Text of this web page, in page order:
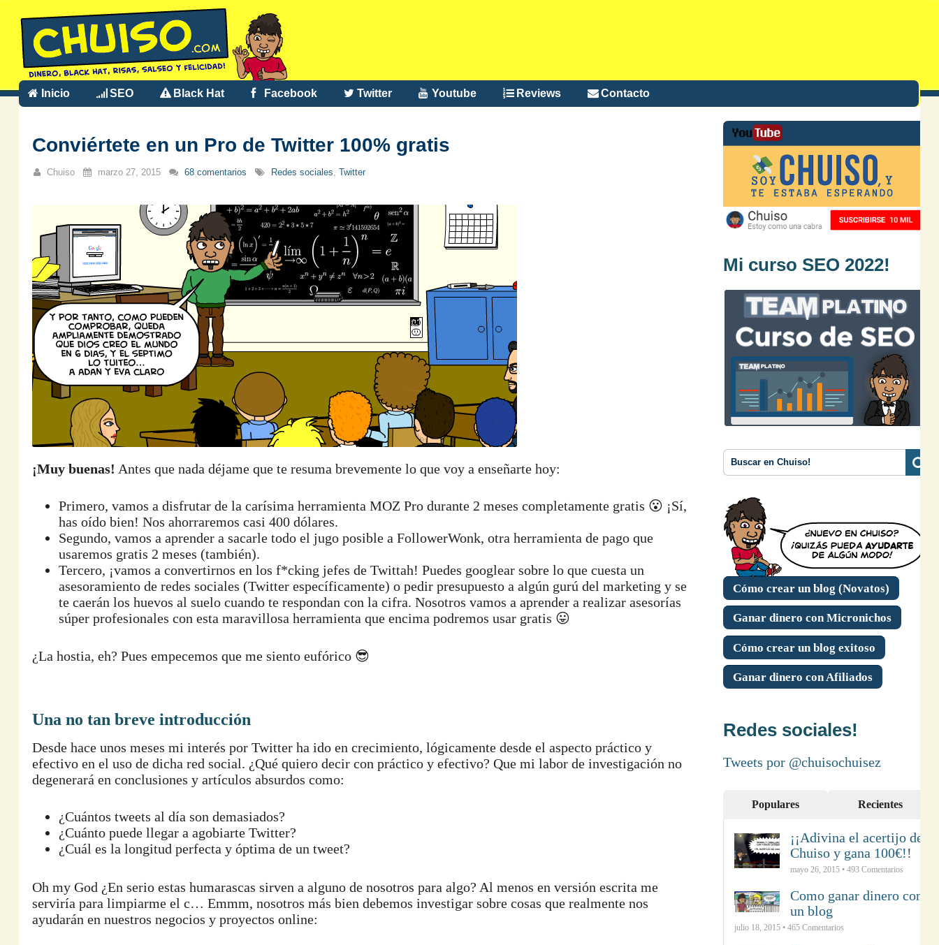
Inicio SEO Black Hat Facebook Twitter Youtube Reviews Contacto
Conviértete en un Pro de Twitter 100% gratis
Chuiso marzo 27, 2015 68 comentarios Redes sociales, Twitter
¡Muy buenas! Antes que nada déjame que te resuma brevemente lo que voy a enseñarte hoy:
Primero, vamos a disfrutar de la carísima herramienta MOZ Pro durante 2 meses completamente gratis 😮 ¡Sí,
has oído bien! Nos ahorraremos casi 400 dólares.
Segundo, vamos a aprender a sacarle todo el jugo posible a FollowerWonk, otra herramienta de pago que
usaremos gratis 2 meses (también).
Tercero, ¡vamos a convertirnos en los f*cking jefes de Twittah! Puedes googlear sobre lo que cuesta un
asesoramiento de redes sociales (Twitter específicamente) o pedir presupuesto a algún gurú del marketing y se
te caerán los huevos al suelo cuando te respondan con la cifra. Nosotros vamos a aprender a realizar asesorías
súper profesionales con esta maravillosa herramienta que encima podremos usar gratis 😛
¿La hostia, eh? Pues empecemos que me siento eufórico 😎
Una no tan breve introducción
Desde hace unos meses mi interés por Twitter ha ido en crecimiento, lógicamente desde el aspecto práctico y
efectivo en el uso de dicha red social. ¿Qué quiero decir con práctico y efectivo? Que mi labor de investigación no
degenerará en conclusiones y artículos absurdos como:
¿Cuántos tweets al día son demasiados?
¿Cuánto puede llegar a agobiarte Twitter?
¿Cuál es la longitud perfecta y óptima de un tweet?
Oh my God ¿En serio estas humarascas sirven a alguno de nosotros para algo? Al menos en versión escrita me
serviría para limpiarme el c… Emmm, nosotros más bien debemos investigar sobre cosas que realmente nos
ayudarán en nuestros negocios y proyectos online:
Mi curso SEO 2022!
Cómo crear un blog (Novatos)
Ganar dinero con Micronichos
Cómo crear un blog exitoso
Ganar dinero con Afiliados
Redes sociales!
Tweets por @chuisochuisez
Populares Recientes
¡¡Adivina el acertijo de
Chuiso y gana 100€!!
mayo 26, 2015 • 493Comentarios
Como ganar dinero con
un blog
julio 18, 2015 • 465Comentarios